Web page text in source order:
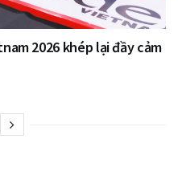
2026 khép lại đầy cảm